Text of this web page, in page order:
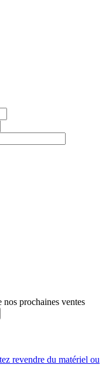
prochaines ventes